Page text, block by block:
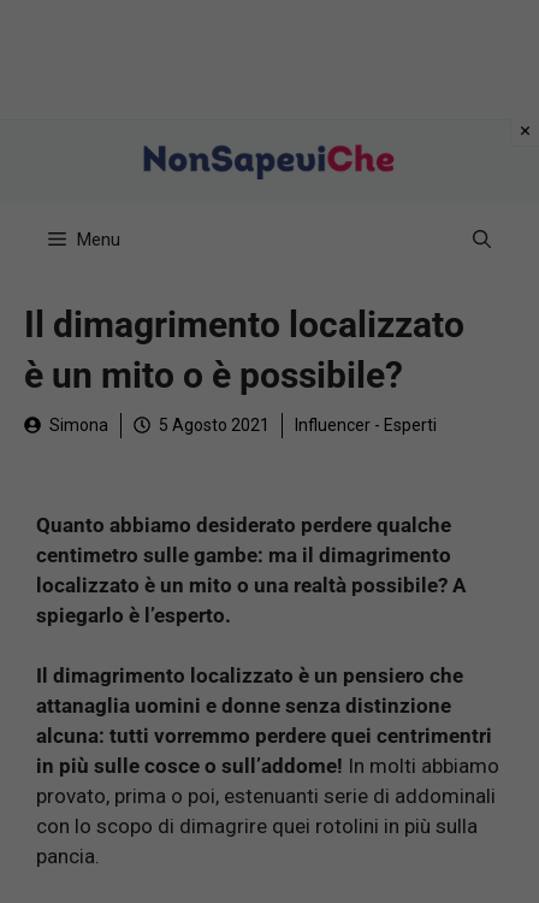
Menu
Il dimagrimento localizzato
è un mito o è possibile?
Simona 5 Agosto 2021 Influencer - Esperti
Quanto abbiamo desiderato perdere qualche
centimetro sulle gambe: ma il dimagrimento
localizzato è un mito o una realtà possibile? A
spiegarlo è l’esperto.
Il dimagrimento localizzato è un pensiero che
attanaglia uomini e donne senza distinzione
alcuna: tutti vorremmo perdere quei centrimentri
in più sulle cosce o sull’addome! In molti abbiamo
provato, prima o poi, estenuanti serie di addominali
con lo scopo di dimagrire quei rotolini in più sulla
pancia.